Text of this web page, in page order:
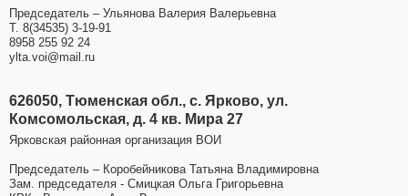
Председатель – Ульянова Валерия Валерьевна
Т. 8(34535) 3-19-91
8958 255 92 24
ylta.voi@mail.ru
626050, Тюменская обл., с. Ярково, ул.
Комсомольская, д. 4 кв. Мира 27
Ярковская районная организация ВОИ
Председатель – Коробейникова Татьяна Владимировна
Зам. председателя - Смицкая Ольга Григорьевна